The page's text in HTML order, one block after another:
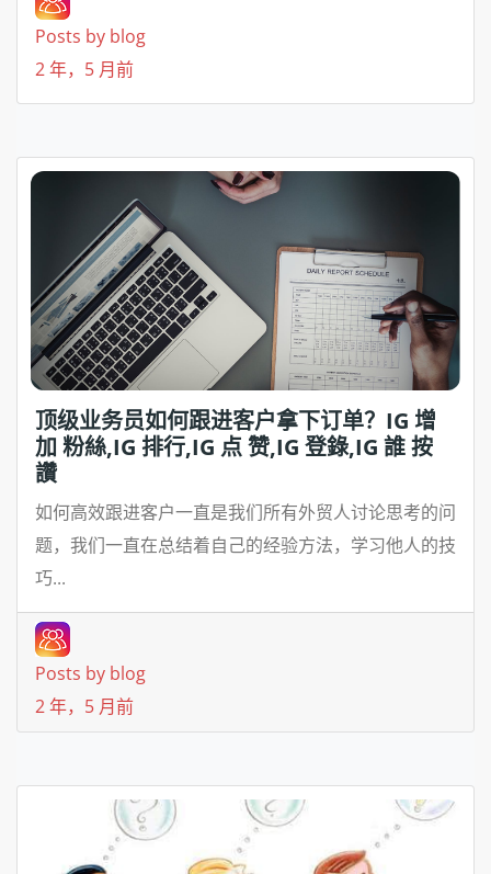
Posts by blog
2 年，5 月前
顶级业务员如何跟进客户拿下订单？IG 增
加 粉絲,IG 排行,IG 点 赞,IG 登錄,IG 誰 按
讚
如何高效跟进客户一直是我们所有外贸人讨论思考的问
题，我们一直在总结着自己的经验方法，学习他人的技
巧...
Posts by blog
2 年，5 月前